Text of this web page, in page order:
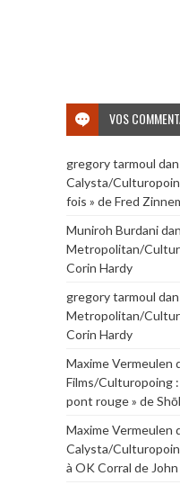
VOS
gregory tarmoul
Calysta/
fois » de Fred
Muniroh Burdani
Metropolitan/
Corin Hardy
gregory tarmoul
Metropolitan/
Corin Hardy
Maxime Vermeulen
Films/Culturopoing :
pont rouge » de
Maxime Vermeulen
Calysta/
à OK Corral de